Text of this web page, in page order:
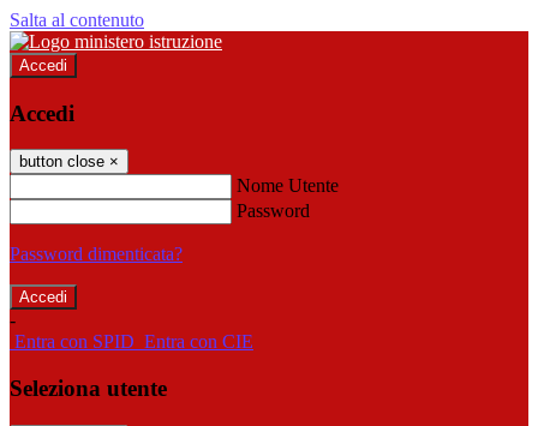
Salta al contenuto
Accedi
Accedi
button close ×
Nome Utente
Password
Password dimenticata?
-
Entra con SPID Entra con CIE
Seleziona utente